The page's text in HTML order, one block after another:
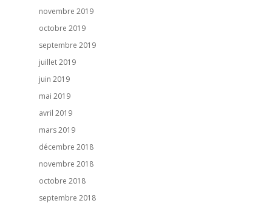
novembre 2019
octobre 2019
septembre 2019
juillet 2019
juin 2019
mai 2019
avril 2019
mars 2019
décembre 2018
novembre 2018
octobre 2018
septembre 2018